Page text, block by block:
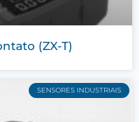
(ZX-T)
SENSORES INDUSTRIAIS